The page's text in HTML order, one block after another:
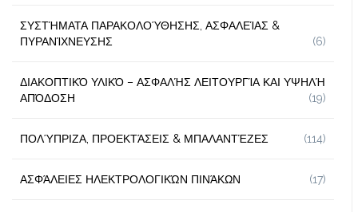
ΣΥΣΤΉΜΑΤΑ ΠΑΡΑΚΟΛΟΎΘΗΣΗΣ, ΑΣΦΑΛΕΊΑΣ &
ΠΥΡΑΝΊΧΝΕΥΣΗΣ
(6)
ΔΙΑΚΟΠΤΙΚΌ ΥΛΙΚΌ – ΑΣΦΑΛΉΣ ΛΕΙΤΟΥΡΓΊΑ ΚΑΙ ΥΨΗΛΉ
ΑΠΌΔΟΣΗ
(19)
ΠΟΛΎΠΡΙΖΑ, ΠΡΟΕΚΤΆΣΕΙΣ & ΜΠΑΛΑΝΤΈΖΕΣ (114)
ΑΣΦΆΛΕΙΕΣ ΗΛΕΚΤΡΟΛΟΓΙΚΏΝ ΠΙΝΆΚΩΝ (17)